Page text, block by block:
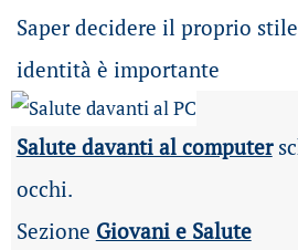
Saper decidere il proprio
identità è importante
Salute davanti al computer
occhi.
Sezione Giovani e Salute